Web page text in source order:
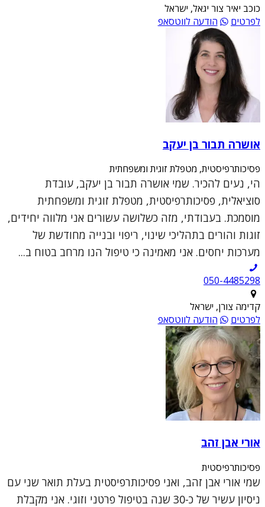
כוכב יאיר צור יגאל, ישראל
לפרטים
הודעה לווטסאפ
אושרה תבור בן יעקב
פסיכותרפיסטית, מטפלת זוגית ומשפחתית
הי, נעים להכיר. שמי אושרה תבור בן יעקב, עובדת
סוציאלית, פסיכותרפיסטית, מטפלת זוגית ומשפחתית
מוסמכת. בעבודתי, מזה כשלושה עשורים אני מלווה יחידים,
זוגות והורים בתהליכי שינוי, ריפוי ובנייה מחודשת של
מערכות יחסים. אני מאמינה כי טיפול הנו מרחב בטוח ב...
050-4485298
קדימה צורן, ישראל
לפרטים
הודעה לווטסאפ
אורי אבן זהב
פסיכותרפיסטית
שמי אורי אבן זהב, ואני פסיכותרפיסטית בעלת תואר שני עם
ניסיון עשיר של כ-30 שנה בטיפול פרטני וזוגי. אני מקבלת